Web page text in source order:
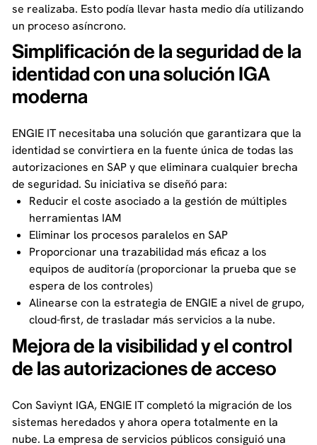
se realizaba. Esto podía llevar hasta medio día utilizando
un proceso asíncrono.
Simplificación de la seguridad de la
identidad con una solución IGA
moderna
ENGIE IT necesitaba una solución que garantizara que la
identidad se convirtiera en la fuente única de todas las
autorizaciones en SAP y que eliminara cualquier brecha
de seguridad. Su iniciativa se diseñó para:
Reducir el coste asociado a la gestión de múltiples
herramientas IAM
Eliminar los procesos paralelos en SAP
Proporcionar una trazabilidad más eficaz a los
equipos de auditoría (proporcionar la prueba que se
espera de los controles)
Alinearse con la estrategia de ENGIE a nivel de grupo,
cloud-first, de trasladar más servicios a la nube.
Mejora de la visibilidad y el control
de las autorizaciones de acceso
Con Saviynt IGA, ENGIE IT completó la migración de los
sistemas heredados y ahora opera totalmente en la
nube. La empresa de servicios públicos consiguió una